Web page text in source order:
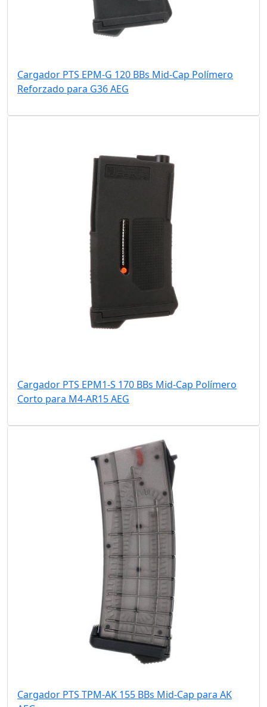
Cargador PTS EPM-G 120 BBs Mid-Cap Polímero
Reforzado para G36 AEG
Cargador PTS EPM1-S 170 BBs Mid-Cap Polímero
Corto para M4-AR15 AEG
Cargador PTS TPM-AK 155 BBs Mid-Cap para AK